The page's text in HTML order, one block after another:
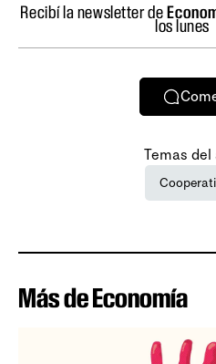
Recibí la newsletter de
los lunes
Temas
Más de Economía